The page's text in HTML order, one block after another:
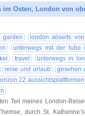
im Osten, London von
garden
london abseits
unterwegs mit der tube
travel
unterwegs in
reise und urlaub
gesehen
22
Teil meines London-
durch St.